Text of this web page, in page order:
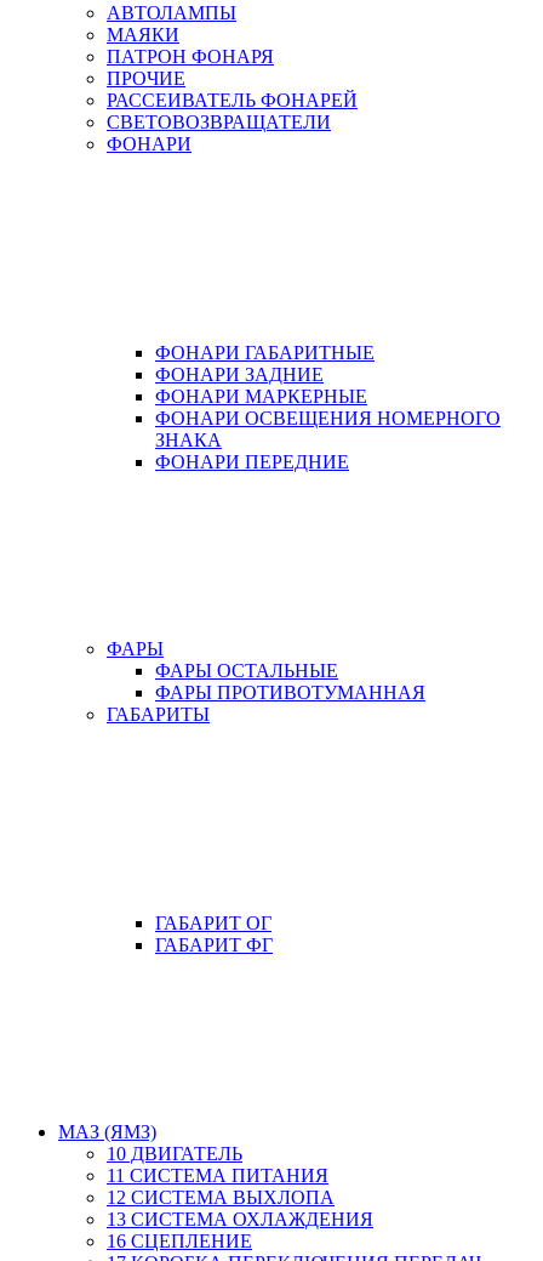
АВТОЛАМПЫ
МАЯКИ
ПАТРОН ФОНАРЯ
ПРОЧИЕ
РАССЕИВАТЕЛЬ ФОНАРЕЙ
СВЕТОВОЗВРАЩАТЕЛИ
ФОНАРИ
ФОНАРИ ГАБАРИТНЫЕ
ФОНАРИ ЗАДНИЕ
ФОНАРИ МАРКЕРНЫЕ
ФОНАРИ ОСВЕЩЕНИЯ НОМЕРНОГО
ЗНАКА
ФОНАРИ ПЕРЕДНИЕ
ФАРЫ
ФАРЫ ОСТАЛЬНЫЕ
ФАРЫ ПРОТИВОТУМАННАЯ
ГАБАРИТЫ
ГАБАРИТ ОГ
ГАБАРИТ ФГ
МАЗ (ЯМЗ)
10 ДВИГАТЕЛЬ
11 СИСТЕМА ПИТАНИЯ
12 СИСТЕМА ВЫХЛОПА
13 СИСТЕМА ОХЛАЖДЕНИЯ
16 СЦЕПЛЕНИЕ